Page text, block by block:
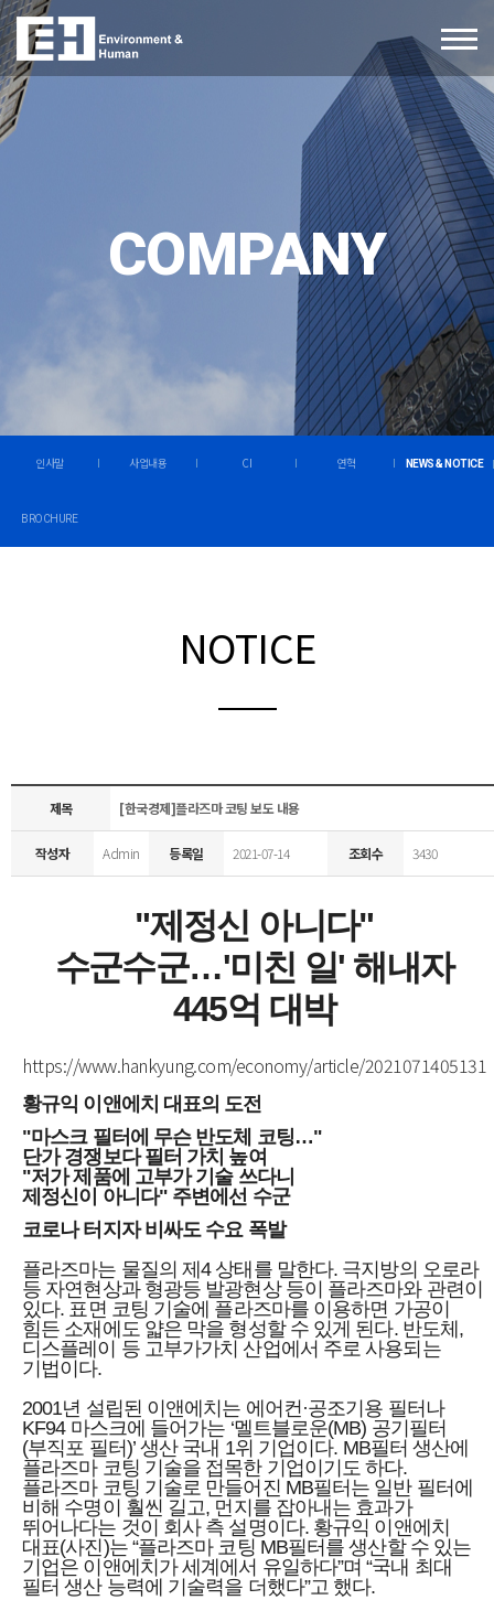
COMPANY
인사말 사업내용 CI 연혁 NEWS & NOTICE
BROCHURE
NOTICE
제목 [한국경제]플라즈마 코팅 보도 내용
작성자 Admin 등록일 2021-07-14 조회수 3430
"제정신 아니다"
수군수군…'미친 일' 해내자
445억 대박
https://www.hankyung.com/economy/article/2021071405131
황규익 이앤에치 대표의 도전
"마스크 필터에 무슨 반도체 코팅…"
단가 경쟁보다 필터 가치 높여
"저가 제품에 고부가 기술 쓰다니
제정신이 아니다" 주변에선 수군
코로나 터지자 비싸도 수요 폭발
플라즈마는 물질의 제4 상태를 말한다. 극지방의 오로라
등 자연현상과 형광등 발광현상 등이 플라즈마와 관련이
있다. 표면 코팅 기술에 플라즈마를 이용하면 가공이
힘든 소재에도 얇은 막을 형성할 수 있게 된다. 반도체,
디스플레이 등 고부가가치 산업에서 주로 사용되는
기법이다.
2001년 설립된 이앤에치는 에어컨·공조기용 필터나
KF94 마스크에 들어가는 ‘멜트블로운(MB) 공기필터
(부직포 필터)’ 생산 국내 1위 기업이다. MB필터 생산에
플라즈마 코팅 기술을 접목한 기업이기도 하다.
플라즈마 코팅 기술로 만들어진 MB필터는 일반 필터에
비해 수명이 훨씬 길고, 먼지를 잡아내는 효과가
뛰어나다는 것이 회사 측 설명이다. 황규익 이앤에치
대표(사진)는 “플라즈마 코팅 MB필터를 생산할 수 있는
기업은 이앤에치가 세계에서 유일하다”며 “국내 최대
필터 생산 능력에 기술력을 더했다”고 했다.